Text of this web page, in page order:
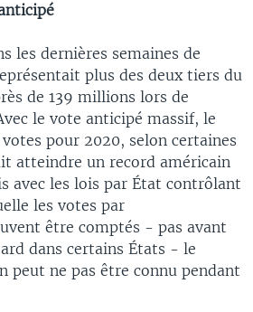
les dernières semaines de
plus des deux tiers du
de 139 millions lors de
le vote anticipé massif, le
pour 2020, selon certaines
atteindre un record américain
avec les lois par État contrôlant
les votes par
être comptés - pas avant
dans certains États - le
peut ne pas être connu pendant